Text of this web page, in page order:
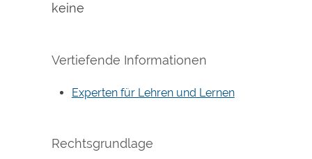
keine
Vertiefende Informationen
Experten für Lehren und Lernen
Rechtsgrundlage